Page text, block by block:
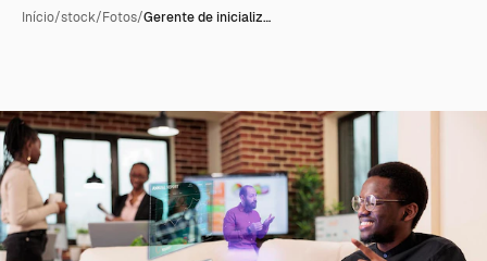
Início/stock/Fotos/Gerente de inicializ…